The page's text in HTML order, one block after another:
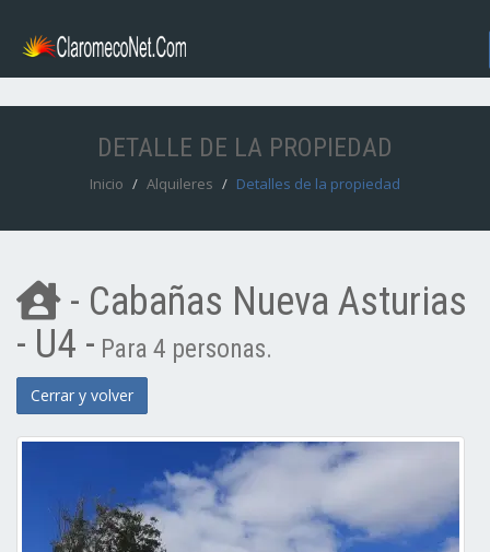
DETALLE DE LA PROPIEDAD
Inicio Alquileres Detalles de la propiedad
- Cabañas Nueva Asturias
- U4 - Para 4 personas.
Cerrar y volver